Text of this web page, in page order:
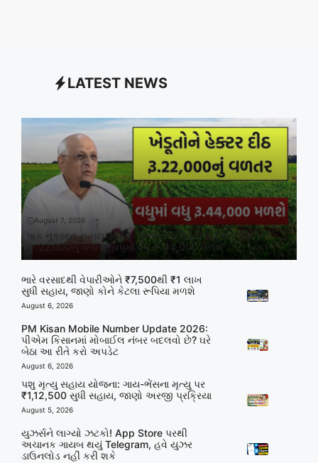
LATEST NEWS
August 7, 2026
પાક નુકસાન સહાય 2026: ગુજરાતના ખેડૂતોને હેક્ટર દીઠ
રૂ.22,000નું વળતર, વધુમાં વધુ રૂ.44,000 મળશે
ભારે વરસાદથી વેપારીઓને ₹7,500થી ₹1 લાખ
સુધી સહાય, જાણો કોને કેટલા રૂપિયા મળશે
August 6, 2026
PM Kisan Mobile Number Update 2026:
પીએમ કિસાનમાં મોબાઈલ નંબર બદલવો છે? ઘરે
બેઠા આ રીતે કરો અપડેટ
August 6, 2026
પશુ મૃત્યુ સહાય યોજના: ગાય-ભેંસના મૃત્યુ પર
₹1,12,500 સુધી સહાય, જાણો અરજી પ્રક્રિયા
August 5, 2026
યુઝર્સને લાગ્યો ઝટકો! App Store પરથી
અચાનક ગાયબ થયું Telegram, હવે યુઝર
ડાઉનલોડ નહીં કરી શકે